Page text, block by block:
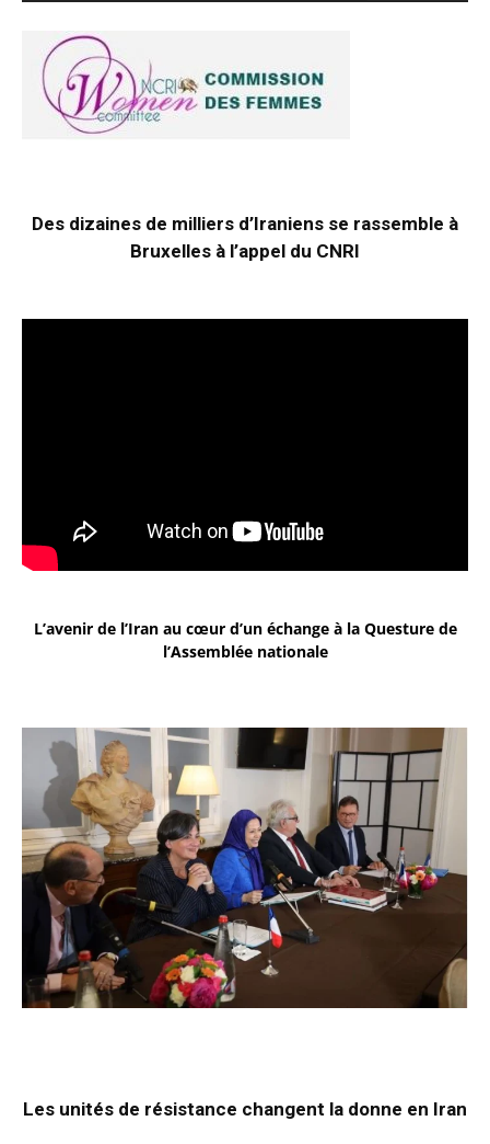
Des dizaines de milliers d’Iraniens se rassemble à
Bruxelles à l’appel du CNRI
L’avenir de l’Iran au cœur d’un échange à la Questure de
l’Assemblée nationale
Les unités de résistance changent la donne en Iran